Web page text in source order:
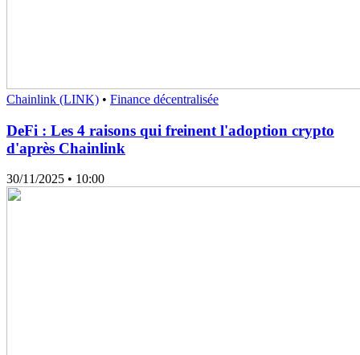
Chainlink (LINK) • Finance décentralisée
DeFi : Les 4 raisons qui freinent l'adoption crypto
d'après Chainlink
30/11/2025 • 10:00